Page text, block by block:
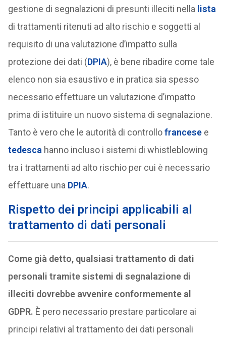
gestione di segnalazioni di presunti illeciti nella lista
di trattamenti ritenuti ad alto rischio e soggetti al
requisito di una valutazione d’impatto sulla
protezione dei dati (DPIA), è bene ribadire come tale
elenco non sia esaustivo e in pratica sia spesso
necessario effettuare un valutazione d’impatto
prima di istituire un nuovo sistema di segnalazione.
Tanto è vero che le autorità di controllofrancesee
tedesca hanno incluso i sistemi di whistleblowing
tra i trattamenti ad alto rischio per cui è necessario
effettuare una DPIA.
Rispetto dei principi applicabili al
trattamento di dati personali
Come già detto, qualsiasi trattamento di dati
personali tramite sistemi di segnalazione di
illeciti dovrebbe avvenire conformemente al
GDPR. È pero necessario prestare particolare ai
principi relativi al trattamento dei dati personali